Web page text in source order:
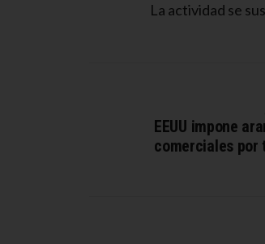
La actividad se
EEUU impone
comerciales por